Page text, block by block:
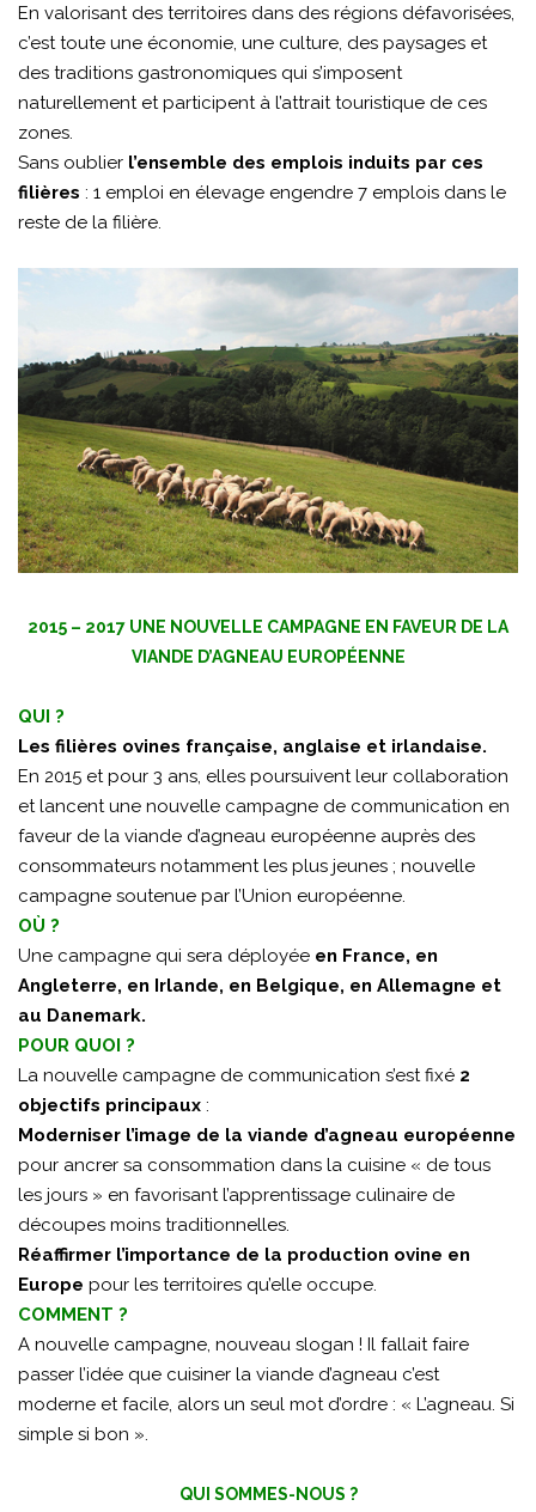
En valorisant des territoires dans des régions défavorisées,
c’est toute une économie, une culture, des paysages et
des traditions gastronomiques qui s’imposent
naturellement et participent à l’attrait touristique de ces
zones.
Sans oublier l’ensemble des emplois induits par ces
filières : 1 emploi en élevage engendre 7 emplois dans le
reste de la filière.
2015 – 2017 UNE NOUVELLE CAMPAGNE EN FAVEUR DE LA
VIANDE D’AGNEAU EUROPÉENNE
QUI ?
Les filières ovines française, anglaise et irlandaise.
En 2015 et pour 3 ans, elles poursuivent leur collaboration
et lancent une nouvelle campagne de communication en
faveur de la viande d’agneau européenne auprès des
consommateurs notamment les plus jeunes ; nouvelle
campagne soutenue par l’Union européenne.
OÙ ?
Une campagne qui sera déployée en France, en
Angleterre, en Irlande, en Belgique, en Allemagne et
au Danemark.
POUR QUOI ?
La nouvelle campagne de communication s’est fixé 2
objectifs principaux :
Moderniser l’image de la viande d’agneau européenne
pour ancrer sa consommation dans la cuisine « de tous
les jours » en favorisant l’apprentissage culinaire de
découpes moins traditionnelles.
Réaffirmer l’importance de la production ovine en
Europe pour les territoires qu’elle occupe.
COMMENT ?
A nouvelle campagne, nouveau slogan ! Il fallait faire
passer l’idée que cuisiner la viande d’agneau c’est
moderne et facile, alors un seul mot d’ordre : « L’agneau. Si
simple si bon ».
QUI SOMMES-NOUS ?